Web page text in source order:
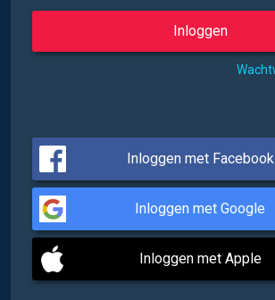
Inloggen met Facebook
Inloggen met Google
Inloggen met Apple